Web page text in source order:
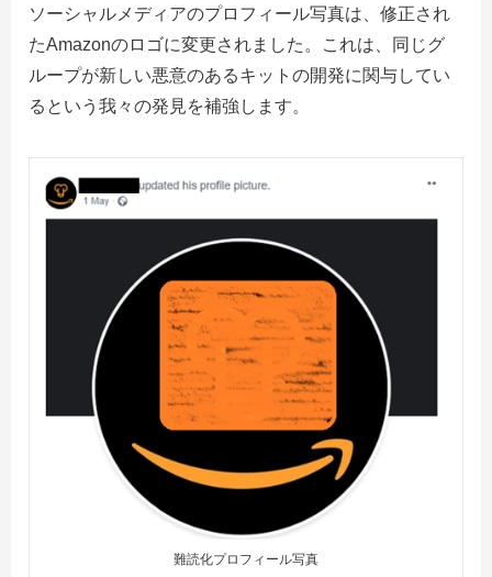
ソーシャルメディアのプロフィール写真は、修正され
たAmazonのロゴに変更されました。
これは、同じグ
ループが新しい悪意のあるキットの開発に関与してい
るという我々の発見を補強します。
難読化プロフィール写真